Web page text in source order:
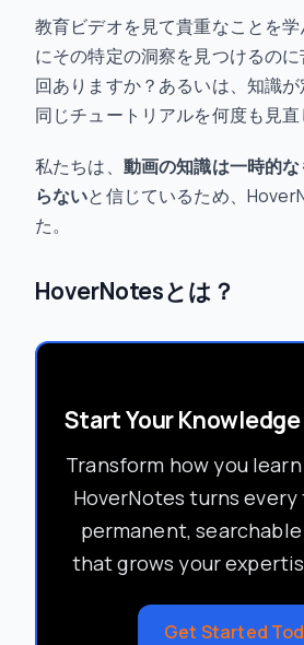
教育ビデオを見て貴重なことを
にその特定の洞察を見つけるの
回ありますか？あるいは、知識
同じチュートリアルを何度も見直
私たちは、 動画の知識は一時的
らないと信じているため、
た。
HoverNotesとは？
Start Your
Transform how you
HoverNotes turns
permanent,
that grows your
Get Started